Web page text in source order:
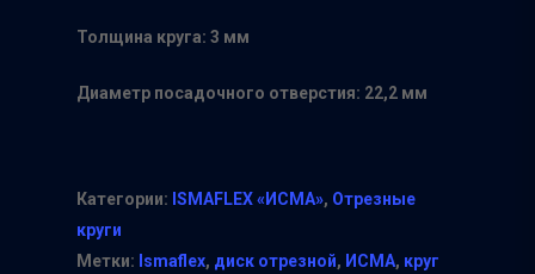
Толщина круга: 3 мм
Диаметр посадочного отверстия: 22,2 мм
Категории: ISMAFLEX «ИСМА», Отрезные
круги
Метки: Ismaflex, диск отрезной, ИСМА, круг